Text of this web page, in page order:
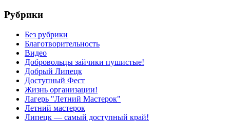
Рубрики
Без рубрики
Благотворительность
Видео
Добровольцы зайчики пушистые!
Добрый Липецк
Доступный Фест
Жизнь организации!
Лагерь "Летний Мастерок"
Летний мастерок
Липецк — самый доступный край!